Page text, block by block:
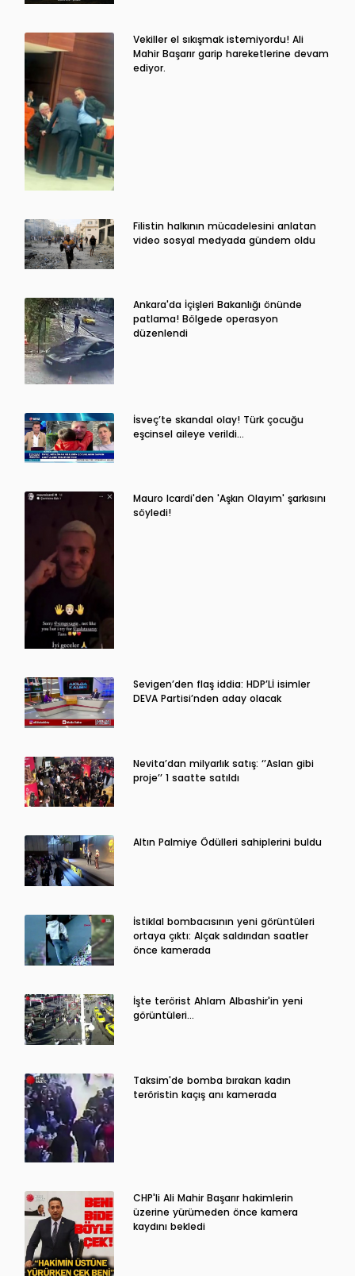
Vekiller el sıkışmak istemiyordu! Ali
Mahir Başarır garip hareketlerine devam
ediyor.
Filistin halkının mücadelesini anlatan
video sosyal medyada gündem oldu
Ankara'da İçişleri Bakanlığı önünde
patlama! Bölgede operasyon
düzenlendi
İsveç’te skandal olay! Türk çocuğu
eşcinsel aileye verildi…
Mauro Icardi'den 'Aşkın Olayım' şarkısını
söyledi!
Sevigen’den flaş iddia: HDP’Lİ isimler
DEVA Partisi’nden aday olacak
Nevita’dan milyarlık satış: ‘’Aslan gibi
proje’’ 1 saatte satıldı
Altın Palmiye Ödülleri sahiplerini buldu
İstiklal bombacısının yeni görüntüleri
ortaya çıktı: Alçak saldırıdan saatler
önce kamerada
İşte terörist Ahlam Albashir'in yeni
görüntüleri…
Taksim'de bomba bırakan kadın
teröristin kaçış anı kamerada
CHP'li Ali Mahir Başarır hakimlerin
üzerine yürümeden önce kamera
kaydını bekledi